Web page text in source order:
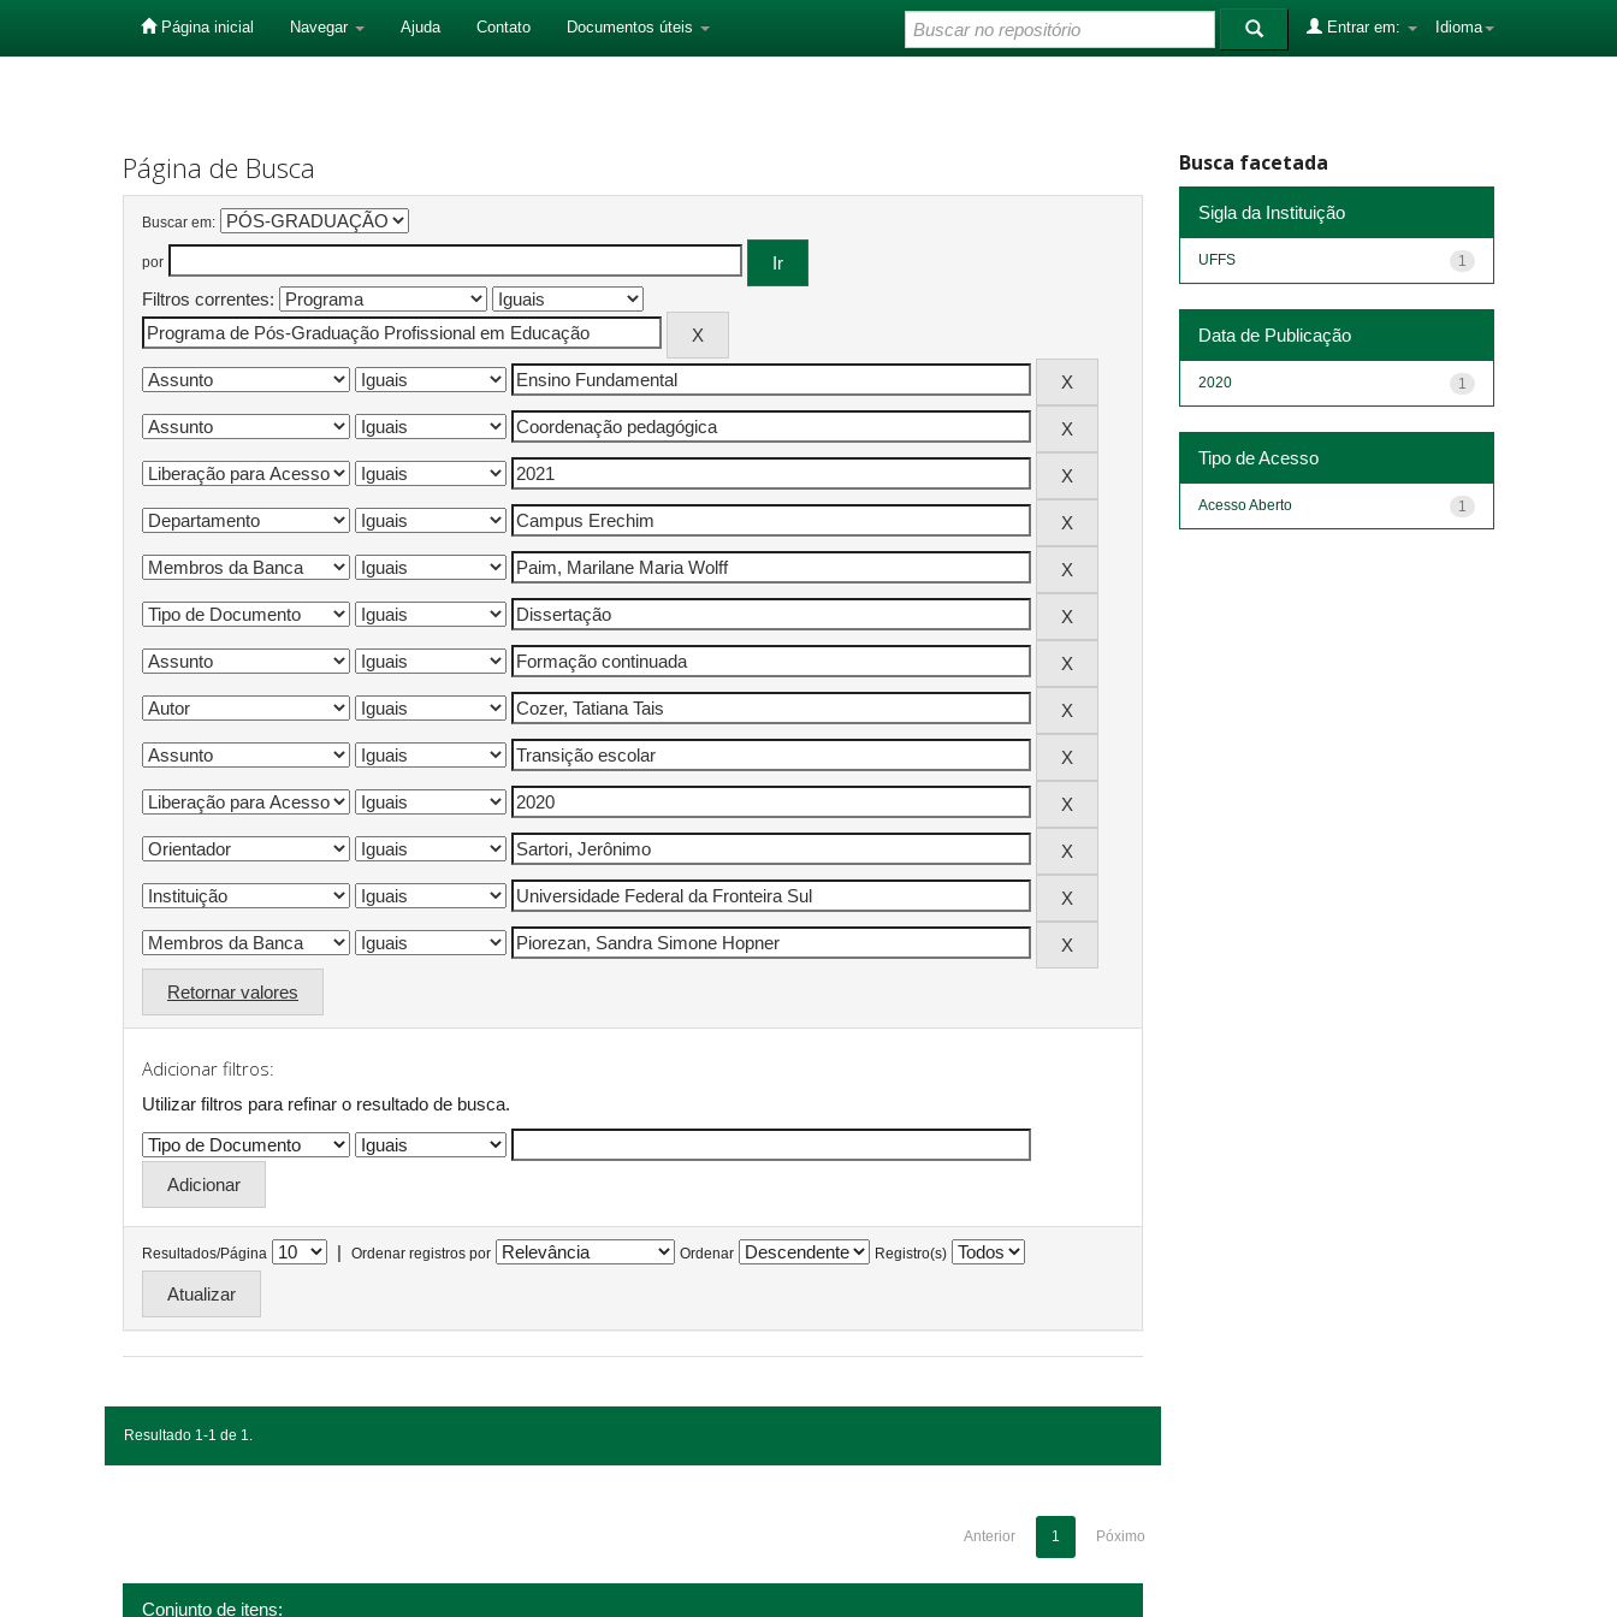
Página inicial Navegar Ajuda Contato Documentos úteis Idioma
Entrar em:
Página de Busca
Buscar em:
por
Filtros correntes:
Retornar valores
Adicionar filtros:
Utilizar filtros para refinar o resultado de busca.
Resultados/Página | Ordenar registros por Ordenar Registro(s)
Resultado 1-1 de 1.
Anterior 1 Póximo
Conjunto de itens:
Busca facetada
Sigla da Instituição
1
UFFS
Data de Publicação
1
2020
Tipo de Acesso
1
Acesso Aberto